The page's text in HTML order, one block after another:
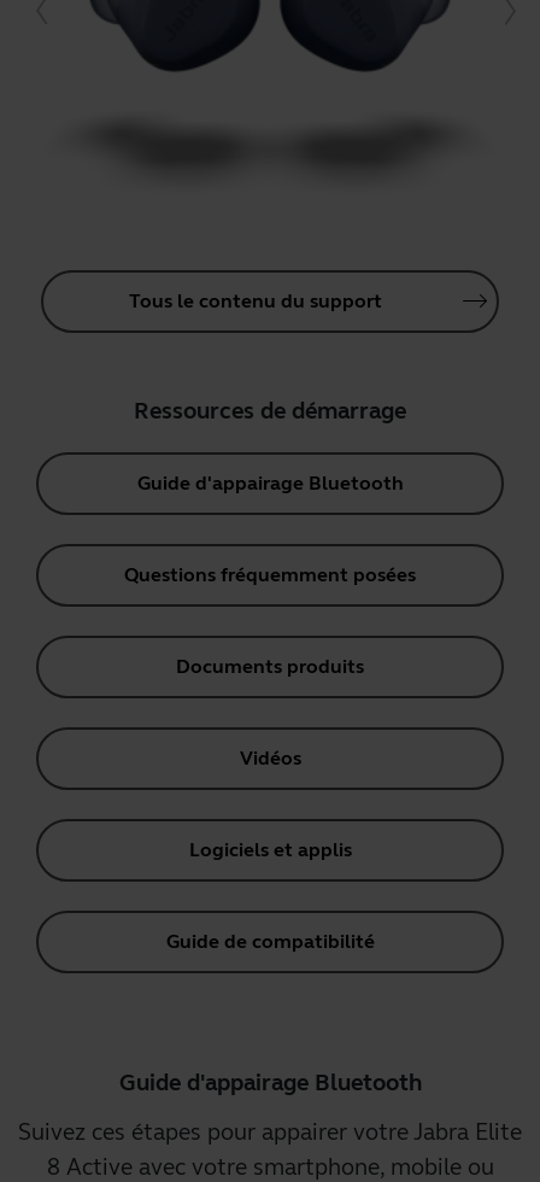
Tous le contenu du support
Ressources de démarrage
Guide d'appairage Bluetooth
Questions fréquemment posées
Documents produits
Vidéos
Logiciels et applis
Guide de compatibilité
Guide d'appairage Bluetooth
Suivez ces étapes pour appairer votre Jabra Elite
8 Active avec votre smartphone, mobile ou